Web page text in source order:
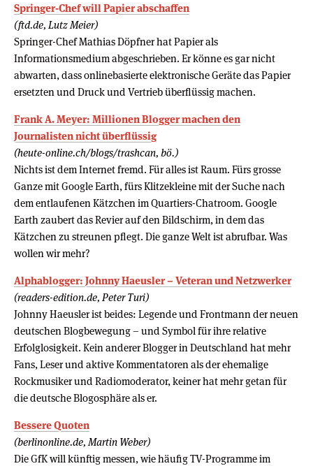
Springer-Chef will Papier abschaffen
(ftd.de, Lutz Meier)
Springer-Chef Mathias Döpfner hat Papier als
Informationsmedium abgeschrieben. Er könne es gar nicht
abwarten, dass onlinebasierte elektronische Geräte das Papier
ersetzten und Druck und Vertrieb überflüssig machen.
Frank A. Meyer: Millionen Blogger machen den
Journalisten nicht überflüssig
(heute-online.ch/blogs/trashcan, bö.)
Nichts ist dem Internet fremd. Für alles ist Raum. Fürs grosse
Ganze mit Google Earth, fürs Klitzekleine mit der Suche nach
dem entlaufenen Kätzchen im Quartiers-Chatroom. Google
Earth zaubert das Revier auf den Bildschirm, in dem das
Kätzchen zu streunen pflegt. Die ganze Welt ist abrufbar. Was
wollen wir mehr?
Alphablogger: Johnny Haeusler – Veteran und Netzwerker
(readers-edition.de, Peter Turi)
Johnny Haeusler ist beides: Legende und Frontmann der neuen
deutschen Blogbewegung – und Symbol für ihre relative
Erfolglosigkeit. Kein anderer Blogger in Deutschland hat mehr
Fans, Leser und aktive Kommentatoren als der ehemalige
Rockmusiker und Radiomoderator, keiner hat mehr getan für
die deutsche Blogosphäre als er.
Bessere Quoten
(berlinonline.de, Martin Weber)
Die GfK will künftig messen, wie häufig TV-Programme im